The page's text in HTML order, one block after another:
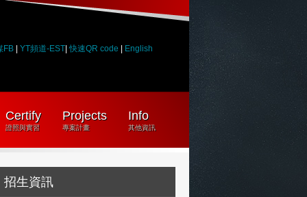
FB YT頻道-EST |快速QR code English
Certify
證照與實習
Projects
專案計畫
Info
其他資訊
招生資訊